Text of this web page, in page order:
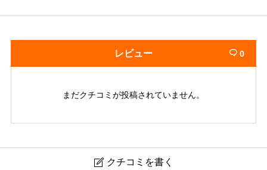
レビュー  0
まだクチコミが投稿されていません。
 クチコミを書く